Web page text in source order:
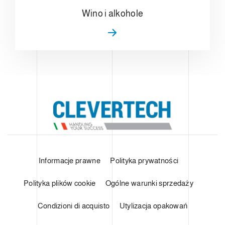
Wino i alkohole
Informacje prawne Polityka prywatności
Polityka plików cookie Ogólne warunki sprzedaży
Condizioni di acquisto Utylizacja opakowań